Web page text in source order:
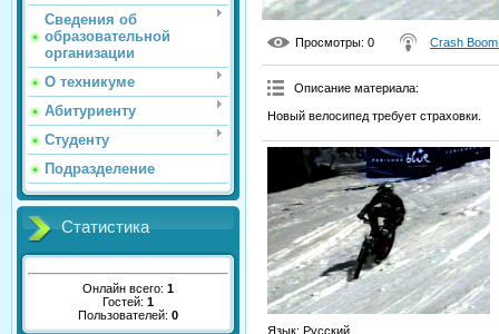
Сведения об
образовательной
организации
О техникуме
Абитуриенту
Студенту
Подразделение
Статистика
Онлайн всего: 1
Гостей: 1
Пользователей: 0
Просмотры: 0 Crash
Описание материала:
Новый велосипед требует страховки.
Язык: Русский